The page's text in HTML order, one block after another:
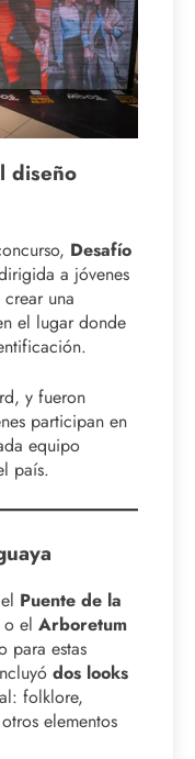
diseño
Desafío
a jóvenes
una
el lugar donde
y fueron
participan en
equipo
país.
Puente de la
o el Arboretum
para estas
dos looks
folklore,
elementos